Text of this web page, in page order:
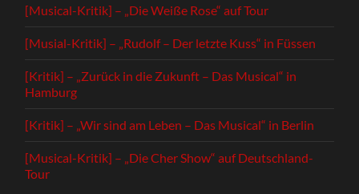
[Musical-Kritik] – „Die Weiße Rose“ auf Tour
[Musial-Kritik] – „Rudolf – Der letzte Kuss“ in Füssen
[Kritik] – „Zurück in die Zukunft – Das Musical“ in
Hamburg
[Kritik] – „Wir sind am Leben – Das Musical“ in Berlin
[Musical-Kritik] – „Die Cher Show“ auf Deutschland-
Tour